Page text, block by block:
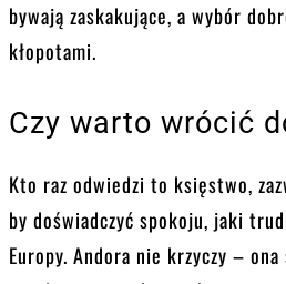
bywają zaskakujące, a wybór
kłopotami.
Czy warto wrócić
Kto raz odwiedzi to księstwo,
by doświadczyć spokoju, jaki
Europy. Andora nie krzyczy –